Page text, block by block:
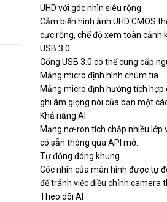
UHD với góc nhìn siêu rộng
Cảm biến hình ảnh UHD CMOS
cực rộng, chế độ xem toàn cảnh
USB 3.0
Cổng USB 3.0 có thể cung cấp
Mảng micro định hình chùm tia
Mảng micro định hướng tích
ghi âm giọng nói của bạn một
Khả năng AI
Mạng nơ-ron tích chập nhiều
có sẵn thông qua API mở.
Tự động đóng khung
Góc nhìn của màn hình được tự
để tránh việc điều chỉnh camera
Theo dõi AI